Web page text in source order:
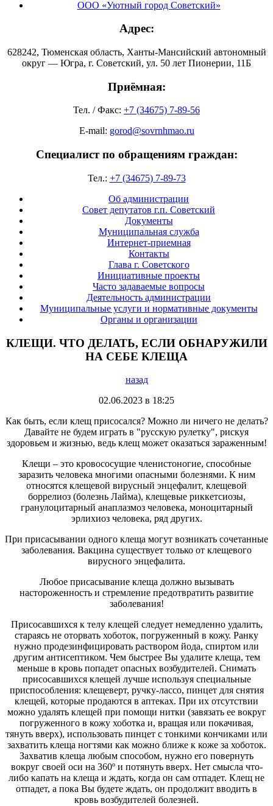
ООО «Уютный город Советский»
Адрес:
628242, Тюменская область, Ханты-Мансийский автономный
округ — Югра, г. Советский, ул. 50 лет Пионерии, 11Б
Приёмная:
Тел. / Факс: +7 (34675) 7-89-56
E-mail: gorod@sovrnhmao.ru
Специалист по обращениям граждан:
Тел.: +7 (34675) 7-89-73
Об администрации
Совет депутатов г.п. Советский
Документы
Муниципальная служба
Интернет-приемная
Контакты
Глава г. Советского
Инициативные проекты
Часто задаваемые вопросы
Деятельность администрации
Муниципальные услуги и нормативные документы
Органы и организации
КЛЕЩИ. ЧТО ДЕЛАТЬ, ЕСЛИ ОБНАРУЖИЛИ
НА СЕБЕ КЛЕЩА
назад
02.06.2023 в 18:25
Как быть, если клещ присосался? Можно ли ничего не делать?
Давайте не будем играть в "русскую рулетку", рискуя
здоровьем и жизнью, ведь клещ может оказаться зараженным!
Клещи – это кровососущие членистоногие, способные
заразить человека многими опасными болезнями. К ним
относятся клещевой вирусный энцефалит, клещевой
боррелиоз (болезнь Лайма), клещевые риккетсиозы,
гранулоцитарный анаплазмоз человека, моноцитарный
эрлихиоз человека, ряд других.
При присасывании одного клеща могут возникать сочетанные
заболевания. Вакцина существует только от клещевого
вирусного энцефалита.
Любое присасывание клеща должно вызывать
настороженность и стремление предотвратить развитие
заболевания!
Присосавшихся к телу клещей следует немедленно удалить,
стараясь не оторвать хоботок, погруженный в кожу. Ранку
нужно продезинфицировать раствором йода, спиртом или
другим антисептиком. Чем быстрее Вы удалите клеща, тем
меньше в кровь попадет опасных возбудителей. Снимать
присосавшихся клещей лучше используя специальные
приспособления: клещеверт, ручку-лассо, пинцет для снятия
клещей, которые продаются в аптеках. При их отсутствии
можно удалять клещей при помощи нитки (завязать ее вокруг
погруженного в кожу хоботка и, вращая или покачивая,
тянуть вверх), использовать пинцет с тонкими кончиками или
захватить клеща ногтями как можно ближе к коже за хоботок.
Захватив клеща любым способом, нужно его повернуть
вокруг своей оси на 360º и потянуть вверх. Нет смысла что-
либо капать на клеща и ждать, когда он сам отпадет. Клещ не
отпадет, а пока Вы будете ждать, он продолжит вводить в
кровь возбудителей болезней.